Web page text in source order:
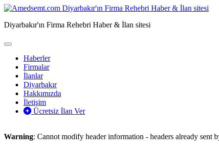
Diyarbakır'ın Firma Rehebri Haber & İlan sitesi
Haberler
Firmalar
İlanlar
Diyarbakır
Hakkımızda
İletişim
Ücretsiz İlan Ver
Warning: Cannot modify header information - headers already sent